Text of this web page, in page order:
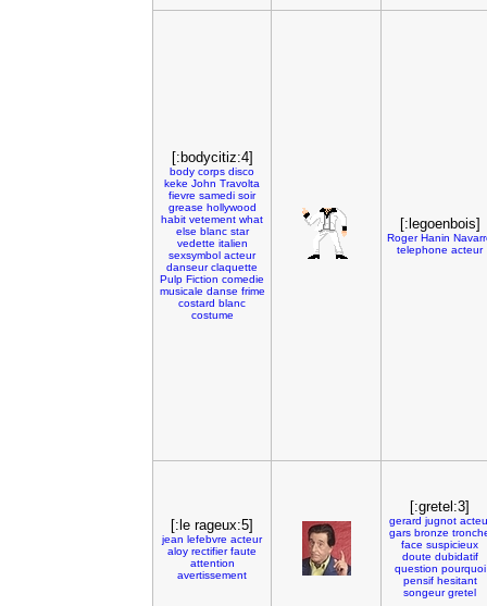
[:bodycitiz:4]
body corps disco
keke John Travolta
fievre samedi soir
grease hollywood
habit vetement what
else blanc star
vedette italien
sexsymbol acteur
danseur claquette
Pulp Fiction comedie
musicale danse frime
costard blanc
costume
[:legoenbois]
Roger Hanin
telephone acteur
[:le rageux:5]
jean lefebvre acteur
aloy rectifier faute
attention
avertissement
[:gretel:3]
gerard jugnot
gars bronze
face suspicieux
doute dubidatif
question pourquoi
pensif hesitant
songeur gretel